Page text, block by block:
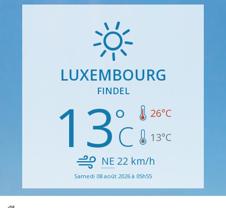
LUXEMBOURG
FINDEL
13 26°C
13°C
NE 22 km/h
Samedi 08 août 2026 à 05h55